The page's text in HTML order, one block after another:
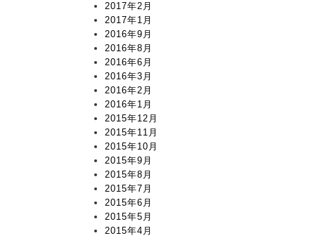
2017年2月
2017年1月
2016年9月
2016年8月
2016年6月
2016年3月
2016年2月
2016年1月
2015年12月
2015年11月
2015年10月
2015年9月
2015年8月
2015年7月
2015年6月
2015年5月
2015年4月